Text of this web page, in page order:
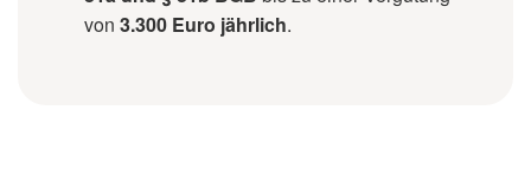
von 3.300 Euro jährlich.